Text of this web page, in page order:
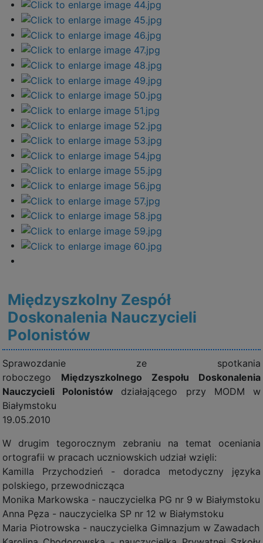
Międzyszkolny Zespół
Doskonalenia Nauczycieli
Polonistów
Sprawozdanie ze spotkania
roboczego Międzyszkolnego Zespołu Doskonalenia
Nauczycieli Polonistów działającego przy MODM w
Białymstoku
19.05.2010
W drugim tegorocznym zebraniu na temat oceniania
ortografii w pracach uczniowskich udział wzięli:
Kamilla Przychodzień - doradca metodyczny języka
polskiego, przewodnicząca
Monika Markowska - nauczycielka PG nr 9 w Białymstoku
Anna Pęza - nauczycielka SP nr 12 w Białymstoku
Maria Piotrowska - nauczycielka Gimnazjum w Zawadach